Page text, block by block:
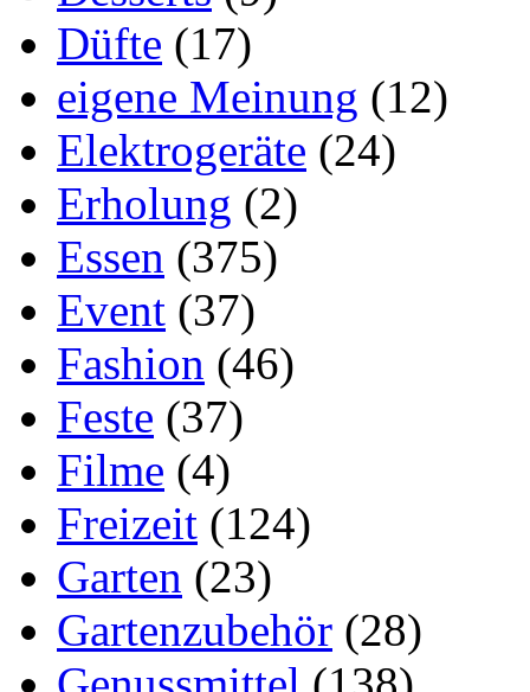
Düfte (17)
eigene Meinung (12)
Elektrogeräte (24)
Erholung (2)
Essen (375)
Event (37)
Fashion (46)
Feste (37)
Filme (4)
Freizeit (124)
Garten (23)
Gartenzubehör (28)